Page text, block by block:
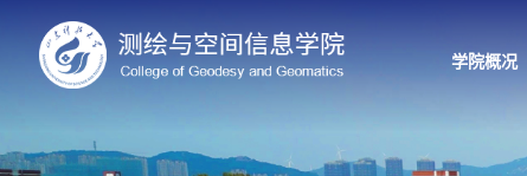
学院概况